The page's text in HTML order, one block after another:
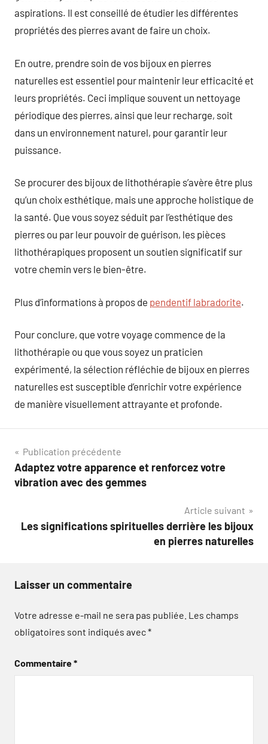
aspirations. Il est conseillé de étudier les différentes
propriétés des pierres avant de faire un choix.
En outre, prendre soin de vos bijoux en pierres
naturelles est essentiel pour maintenir leur efficacité et
leurs propriétés. Ceci implique souvent un nettoyage
périodique des pierres, ainsi que leur recharge, soit
dans un environnement naturel, pour garantir leur
puissance.
Se procurer des bijoux de lithothérapie s’avère être plus
qu’un choix esthétique, mais une approche holistique de
la santé. Que vous soyez séduit par l’esthétique des
pierres ou par leur pouvoir de guérison, les pièces
lithothérapiques proposent un soutien significatif sur
votre chemin vers le bien-être.
Plus d’informations à propos de pendentif labradorite.
Pour conclure, que votre voyage commence de la
lithothérapie ou que vous soyez un praticien
expérimenté, la sélection réfléchie de bijoux en pierres
naturelles est susceptible d’enrichir votre expérience
de manière visuellement attrayante et profonde.
Navigation
de
Publication précédente
Adaptez votre apparence et renforcez votre
vibration avec des gemmes
Article suivant
Les significations spirituelles derrière les bijoux
en pierres naturelles
Laisser un commentaire
Votre adresse e-mail ne sera pas publiée. Les champs
obligatoires sont indiqués avec*
Commentaire*